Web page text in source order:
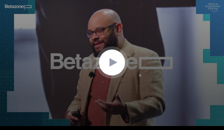
seconds
minutes,
seconds